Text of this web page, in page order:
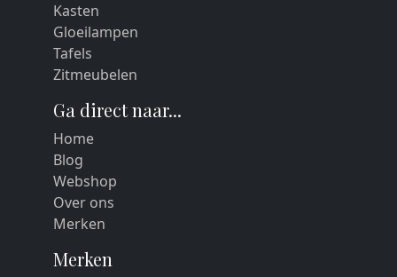
Kasten
Gloeilampen
Tafels
Zitmeubelen
Ga direct naar...
Home
Blog
Webshop
Over ons
Merken
Merken